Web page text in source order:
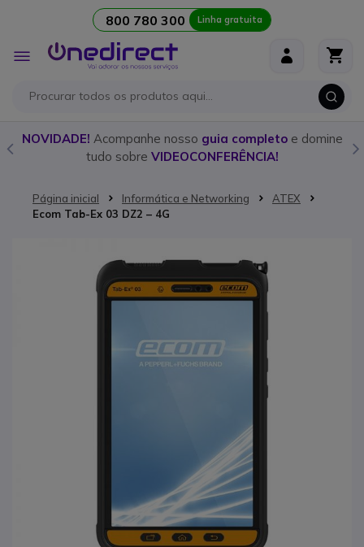
800 780 300 Linha gratuita
Alternar
Nav
NOVIDADE! Acompanhe nosso guia completoe domine
tudo sobre VIDEOCONFERÊNCIA!
Página inicial Informática e Networking
ATEX
Ecom Tab-Ex 03 DZ2 – 4G